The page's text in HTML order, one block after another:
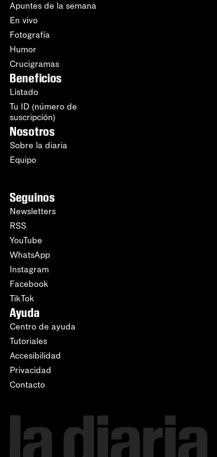
Apuntes de la semana
En vivo
Fotografía
Humor
Crucigramas
Beneficios
Listado
Tu ID (número de
suscripción)
Nosotros
Sobre la diaria
Equipo
Seguinos
Newsletters
RSS
YouTube
WhatsApp
Instagram
Facebook
TikTok
Ayuda
Centro de ayuda
Tutoriales
Accesibilidad
Privacidad
Contacto